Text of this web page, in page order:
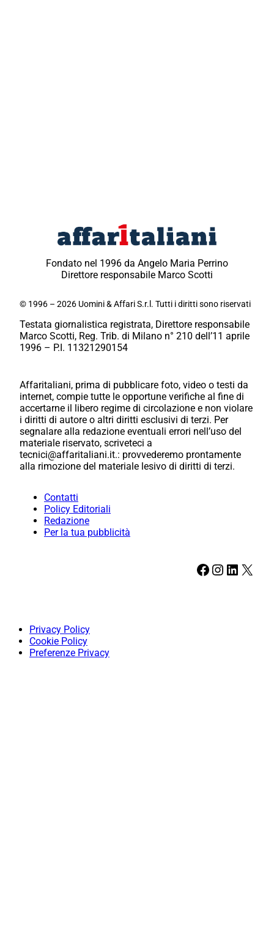
Fondato nel 1996 da Angelo Maria Perrino
Direttore responsabile Marco Scotti
© 1996 – 2026 Uomini & Affari S.r.l. Tutti i diritti sono riservati
Testata giornalistica registrata, Direttore responsabile
Marco Scotti, Reg. Trib. di Milano n° 210 dell’11 aprile
1996 – P.I. 11321290154
Affaritaliani, prima di pubblicare foto, video o testi da
internet, compie tutte le opportune verifiche al fine di
accertarne il libero regime di circolazione e non violare
i diritti di autore o altri diritti esclusivi di terzi. Per
segnalare alla redazione eventuali errori nell’uso del
materiale riservato, scriveteci a
tecnici@affaritaliani.it.: provvederemo prontamente
alla rimozione del materiale lesivo di diritti di terzi.
Contatti
Policy Editoriali
Redazione
Per la tua pubblicità
Facebook Instagram LinkedIn X
Privacy Policy
Cookie Policy
Preferenze Privacy